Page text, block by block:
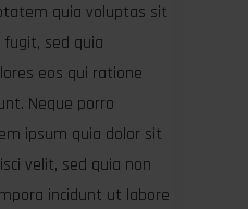
quia voluptas sit
sed quia
eos qui ratione
Neque porro
ipsum quia dolor sit
velit, sed quia non
incidunt ut labore